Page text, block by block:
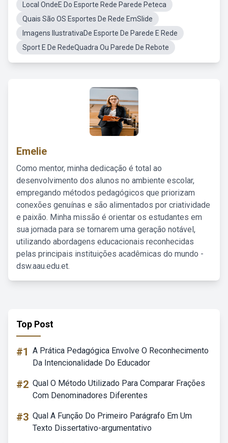
Local OndeE Do Esporte Rede Parede Peteca
Quais São OS Esportes De Rede EmSlide
Imagens IlustrativaDe Esporte De Parede E Rede
Sport E De RedeQuadra Ou Parede De Rebote
Emelie
Como mentor, minha dedicação é total ao
desenvolvimento dos alunos no ambiente escolar,
empregando métodos pedagógicos que priorizam
conexões genuínas e são alimentados por criatividade
e paixão. Minha missão é orientar os estudantes em
sua jornada para se tornarem uma geração notável,
utilizando abordagens educacionais reconhecidas
pelas principais instituições acadêmicas do mundo -
dsw.aau.edu.et.
Top Post
#1 A Prática Pedagógica Envolve O Reconhecimento
Da Intencionalidade Do Educador
#2 Qual O Método Utilizado Para Comparar Frações
Com Denominadores Diferentes
#3 Qual A Função Do Primeiro Parágrafo Em Um
Texto Dissertativo-argumentativo